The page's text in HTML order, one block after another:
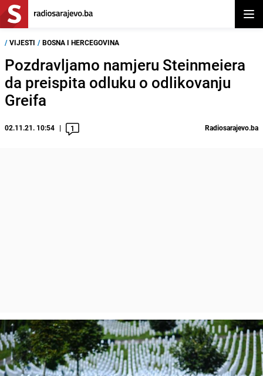
/ VIJESTI / BOSNA I HERCEGOVINA
Pozdravljamo namjeru Steinmeiera
da preispita odluku o odlikovanju
Greifa
02.11.21. 10:54 1 Radiosarajevo.ba